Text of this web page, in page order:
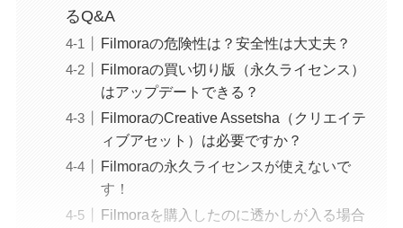
るQ&A
Filmoraの危険性は？安全性は大丈夫？
Filmoraの買い切り版（永久ライセンス）
はアップデートできる？
FilmoraのCreative Assetsha（クリエイテ
ィブアセット）は必要ですか？
Filmoraの永久ライセンスが使えないで
す！
Filmoraを購入したのに透かしが入る場合